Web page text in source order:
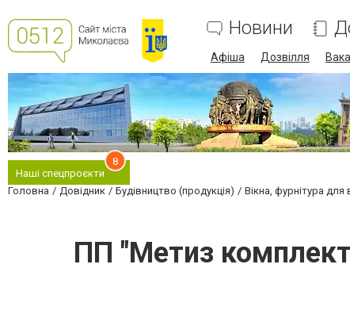
Новини
Афіша Дозвілля
Наші спецпроєкти
8
Головна Довідник Будівництво (продукція) Вікна, фурнітура для
ПП "Метиз